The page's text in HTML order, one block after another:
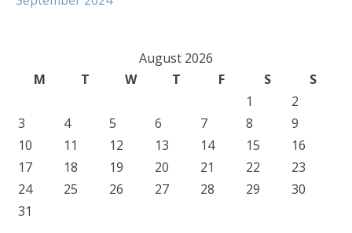
August 2026
M
T W T F S
S
1
2
3
4 5 6 7 8
9
10
11 12 13 14 15
16
17
18 19 20 21 22
23
24
25 26 27 28 29
30
31